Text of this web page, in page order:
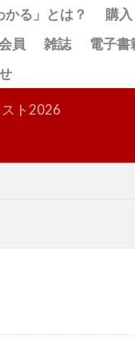
かる」とは？ 購
員
雑誌 電子書
ト2026
検索